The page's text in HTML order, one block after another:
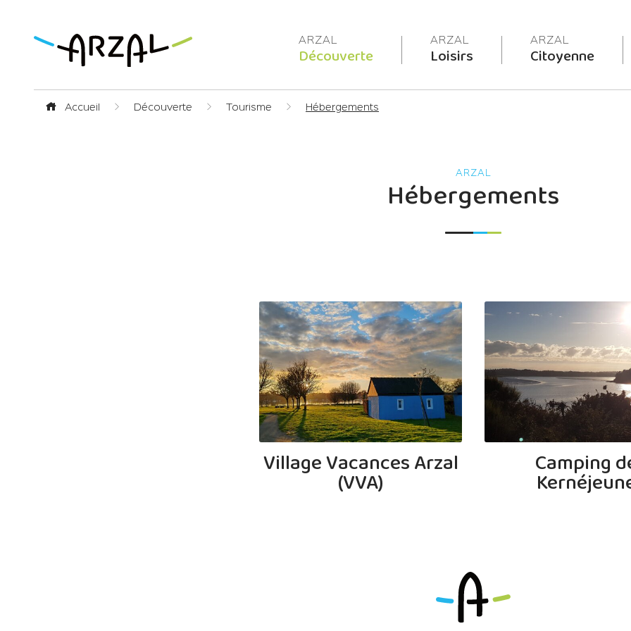
Découverte Loisirs Citoyenne
Accueil Découverte Tourisme Hébergements
Hébergements
Village Vacances Arzal
(VVA)
Camping